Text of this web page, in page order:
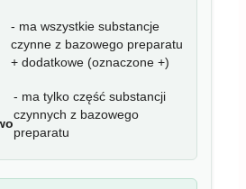
- ma wszystkie substancje
czynne z bazowego preparatu
+ dodatkowe (oznaczone +)
- ma tylko część substancji
czynnych z bazowego
preparatu